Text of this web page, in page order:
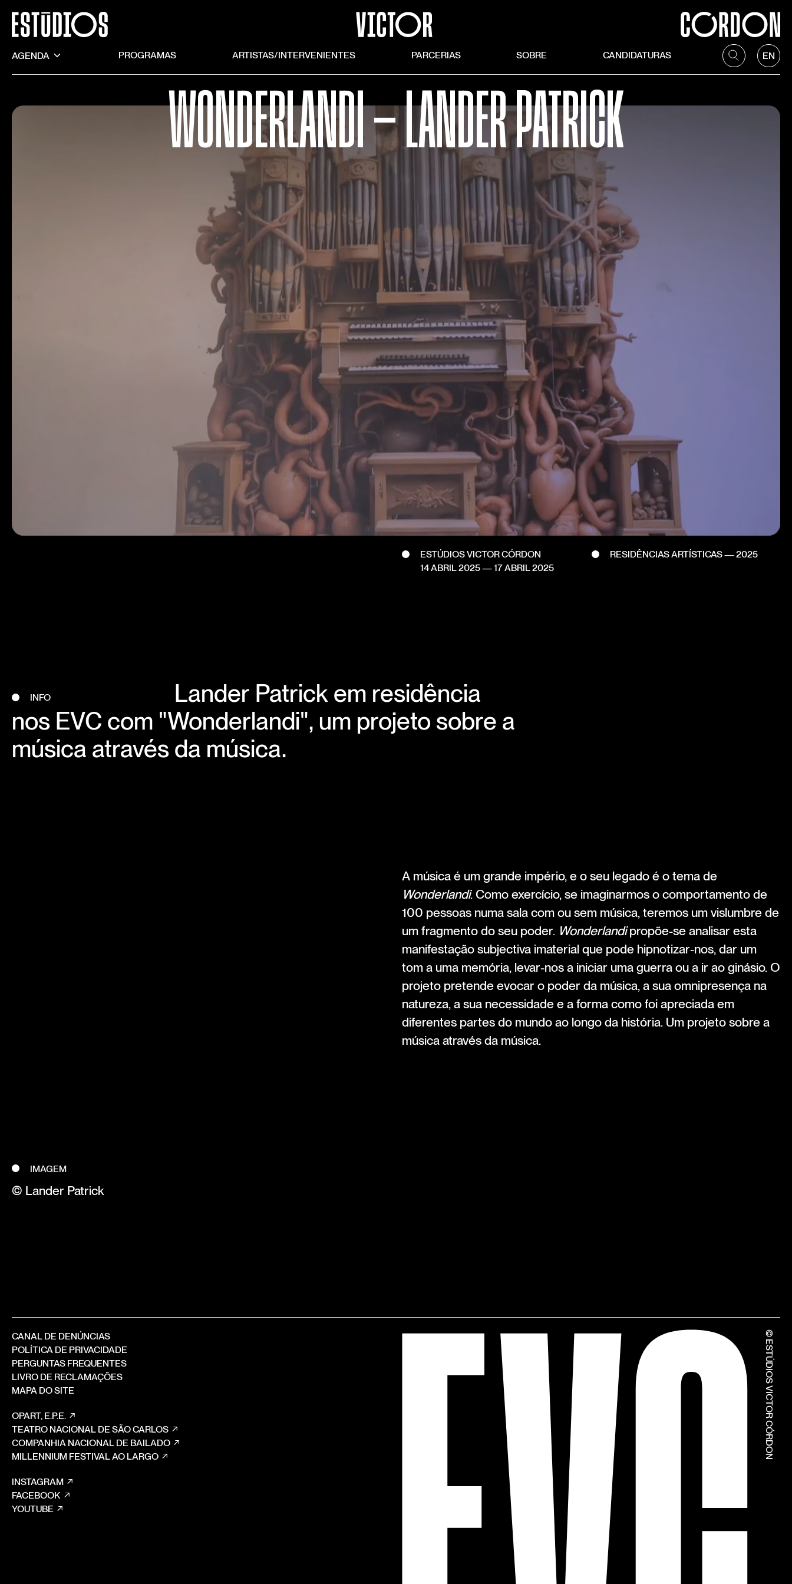
AGENDA PROGRAMAS ARTISTAS/INTERVENIENTES PARCERIAS SOBRE CANDIDATURAS EN
WONDERLANDI — LANDER PATRICK
ESTÚDIOS VICTOR CÓRDON
14 ABRIL 2025—17 ABRIL 2025
RESIDÊNCIAS ARTÍSTICAS — 2025
INFO
Lander Patrick em residência
nos EVC com "Wonderlandi", um projeto sobre a
música através da música.
A música é um grande império, e o seu legado é o tema de
Wonderlandi. Como exercício, se imaginarmos o comportamento de
100 pessoas numa sala com ou sem música, teremos um vislumbre de
um fragmento do seu poder. Wonderlandipropõe-se analisar esta
manifestação subjectiva imaterial que pode hipnotizar-nos, dar um
tom a uma memória, levar-nos a iniciar uma guerra ou a ir ao ginásio. O
projeto pretende evocar o poder da música, a sua omnipresença na
natureza, a sua necessidade e a forma como foi apreciada em
diferentes partes do mundo ao longo da história. Um projeto sobre a
música através da música.
IMAGEM
© Lander Patrick
CANAL DE DENÚNCIAS
POLÍTICA DE PRIVACIDADE
PERGUNTAS FREQUENTES
LIVRO DE RECLAMAÇÕES
MAPA DO SITE
OPART, E.P.E.
TEATRO NACIONAL DE SÃO CARLOS
COMPANHIA NACIONAL DE BAILADO
MILLENNIUM FESTIVAL AO LARGO
INSTAGRAM
FACEBOOK
YOUTUBE
© ESTÚDIOS VICTOR CÓRDON